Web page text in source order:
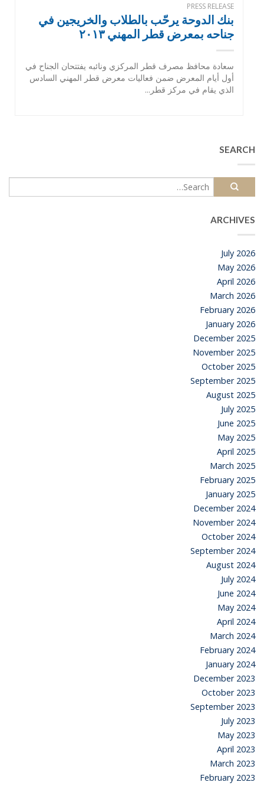
PRESS RELEASE
بنك الدوحة يرحّب بالطلاب والخريجين في
جناحه بمعرض قطر المهني ٢٠١٣
سعادة محافظ مصرف قطر المركزي ونائبه يفتتحان الجناح في
أول أيام المعرض ضمن فعاليات معرض قطر المهني السادس
الذي يقام في مركز قطر...
SEARCH
ARCHIVES
July 2026
May 2026
April 2026
March 2026
February 2026
January 2026
December 2025
November 2025
October 2025
September 2025
August 2025
July 2025
June 2025
May 2025
April 2025
March 2025
February 2025
January 2025
December 2024
November 2024
October 2024
September 2024
August 2024
July 2024
June 2024
May 2024
April 2024
March 2024
February 2024
January 2024
December 2023
October 2023
September 2023
July 2023
May 2023
April 2023
March 2023
February 2023